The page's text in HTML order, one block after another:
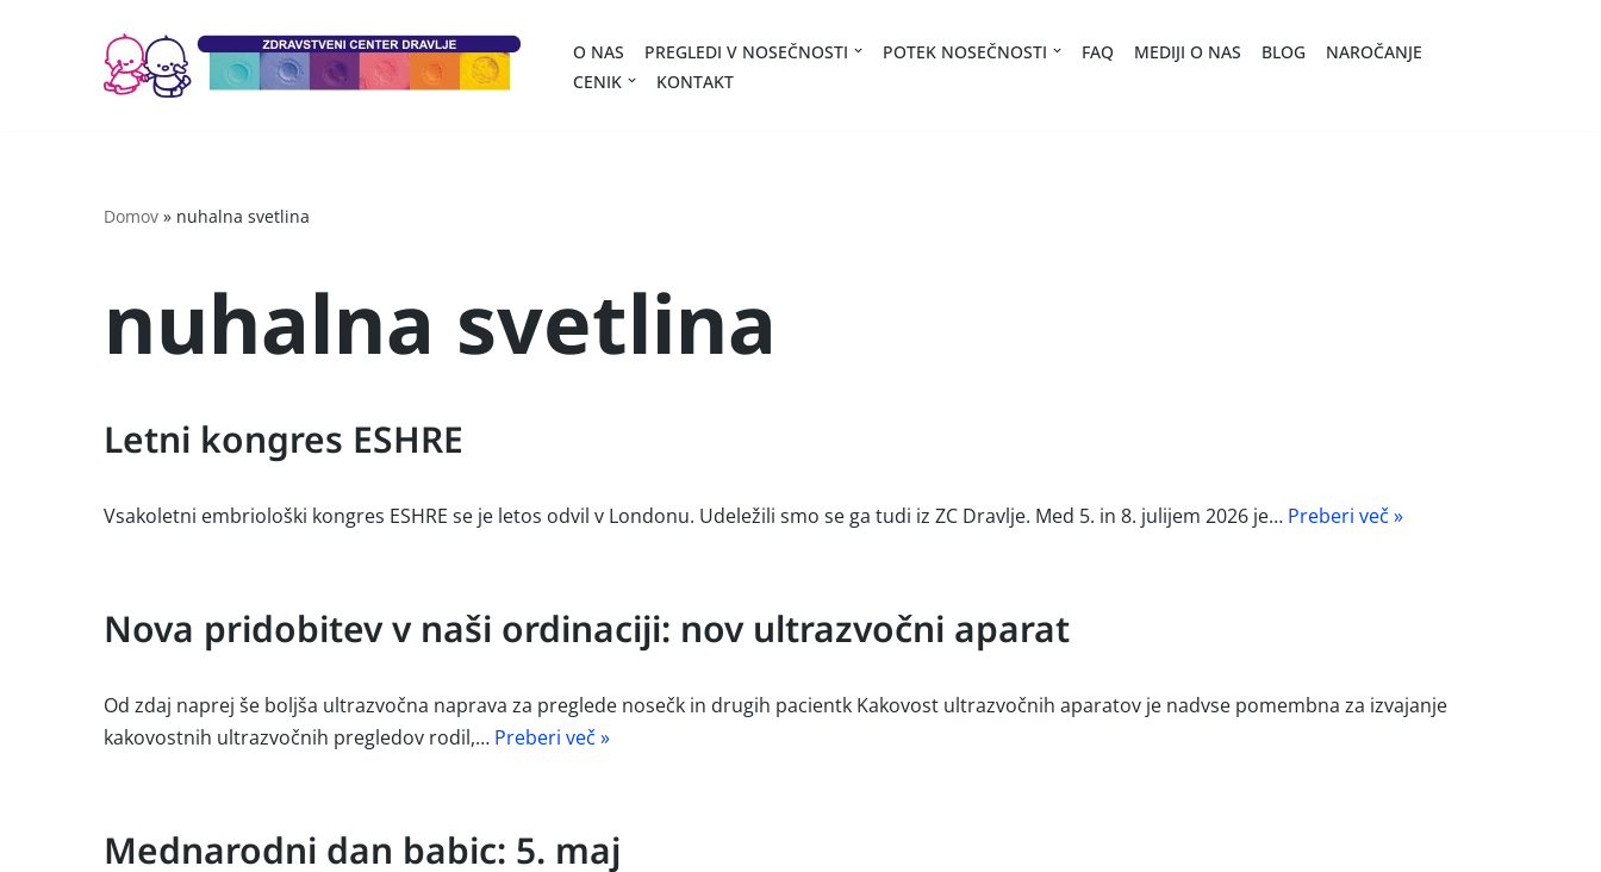
O NAS PREGLEDI V NOSEČNOSTI POTEK NOSEČNOSTI FAQ MEDIJI O NAS BLOG
NAROČANJE
CENIK
KONTAKT
Domov » nuhalna svetlina
nuhalna svetlina
Letni kongres ESHRE
Vsakoletni embriološki kongres ESHRE se je letos odvil v Londonu. Udeležili smo se ga tudi iz ZC Dravlje. Med 5. in 8. julijem 2026 je… Preberi več »
Nova pridobitev v naši ordinaciji: nov ultrazvočni aparat
Od zdaj naprej še boljša ultrazvočna naprava za preglede nosečk in drugih pacientk Kakovost ultrazvočnih aparatov je nadvse pomembna za izvajanje
kakovostnih ultrazvočnih pregledov rodil,… Preberi več »
Mednarodni dan babic: 5. maj